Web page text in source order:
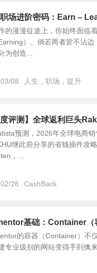
场进阶密码：Earn –
的漫漫征途上，你始终面临
）。倘若两者皆不沾
为创造...
03/08 人生，职场，提升
度评测】全球返利巨头
预测，2026年全球电商
继此前分享的省钱插件
，...
02/26 CashBack
基础：Container
的容器（Container）不
专业级别的网站变得手到擒